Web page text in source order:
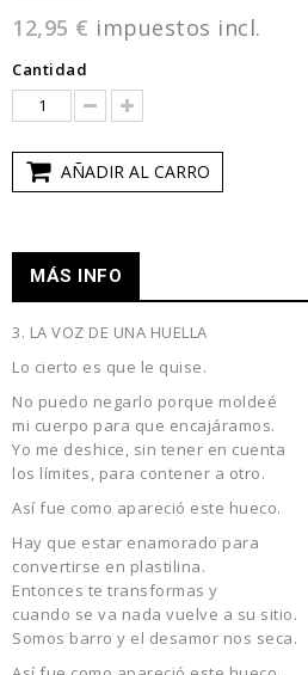
12,95 € impuestos incl.
Cantidad
AÑADIR AL CARRO
MÁS INFO
3. LA VOZ DE UNA HUELLA
Lo cierto es que le quise.
No puedo negarlo porque moldeé
mi cuerpo para que encajáramos.
Yo me deshice, sin tener en cuenta
los límites, para contener a otro.
Así fue como apareció este hueco.
Hay que estar enamorado para
convertirse en plastilina.
Entonces te transformas y
cuando se va nada vuelve a su sitio.
Somos barro y el desamor nos seca.